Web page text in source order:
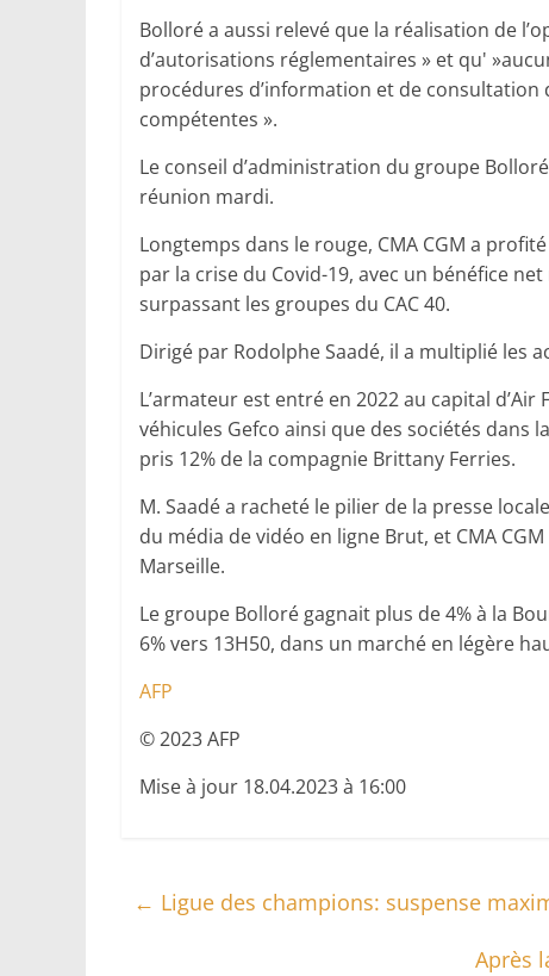
Bolloré a aussi relevé que la réalisation de
d’autorisations réglementaires » et qu'
procédures d’information et de
compétentes ».
Le conseil d’administration du groupe
réunion mardi.
Longtemps dans le rouge, CMA CGM a
par la crise du Covid-19, avec un bénéfice
surpassant les groupes du CAC 40.
Dirigé par Rodolphe Saadé, il a multiplié les
L’armateur est entré en 2022 au capital
véhicules Gefco ainsi que des sociétés dans
pris 12% de la compagnie Brittany Ferries.
M. Saadé a racheté le pilier de la presse
du média de vidéo en ligne Brut, et CMA
Marseille.
Le groupe Bolloré gagnait plus de 4% à la
6% vers 13H50, dans un marché en légère
AFP
© 2023 AFP
Mise à jour 18.04.2023 à 16:00
← Ligue des champions: suspense
Après